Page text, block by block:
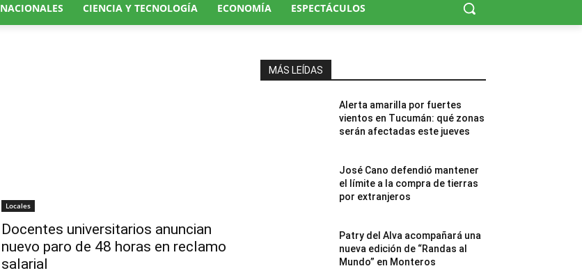
NACIONALES CIENCIA Y TECNOLOGÍA ECONOMÍA ESPECTÁCULOS
Locales
Docentes universitarios anuncian
nuevo paro de 48 horas en reclamo
salarial
MÁS LEÍDAS
Alerta amarilla por fuertes
vientos en Tucumán: qué zonas
serán afectadas este jueves
José Cano defendió mantener
el límite a la compra de tierras
por extranjeros
Patry del Alva acompañará una
nueva edición de “Randas al
Mundo” en Monteros